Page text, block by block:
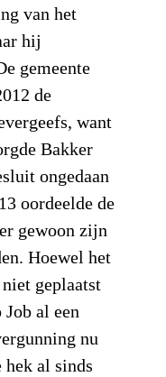
van het
hij
gemeente
de
want
Bakker
ongedaan
oordeelde de
gewoon zijn
Hoewel het
geplaatst
al een
nu
hek al sinds